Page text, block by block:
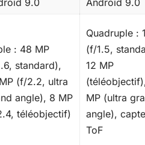
9.0 Android 9.0
: 48 MP
standard),
(f/2.2, ultra
angle), 8 MP
téléobjectif)
Quadruple :
(f/1.5,
12 MP
MP (ultra
angle),
ToF